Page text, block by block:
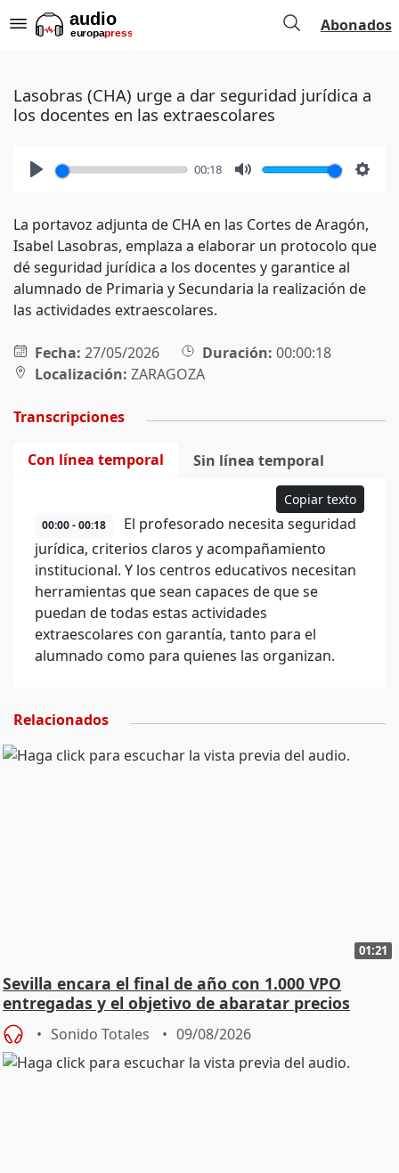
Abonados
Lasobras (CHA) urge a dar seguridad jurídica a
los docentes en las extraescolares
00:18
La portavoz adjunta de CHA en las Cortes de Aragón,
Isabel Lasobras, emplaza a elaborar un protocolo que
dé seguridad jurídica a los docentes y garantice al
alumnado de Primaria y Secundaria la realización de
las actividades extraescolares.
Fecha: 27/05/2026 Duración: 00:00:18
Localización: ZARAGOZA
Transcripciones
Con línea temporal Sin línea temporal
Copiar texto
00:00 - 00:18
El profesorado necesita seguridad
jurídica, criterios claros y acompañamiento
institucional. Y los centros educativos necesitan
herramientas que sean capaces de que se
puedan de todas estas actividades
extraescolares con garantía, tanto para el
alumnado como para quienes las organizan.
Relacionados
01:21
Sevilla encara el final de año con 1.000 VPO
entregadas y el objetivo de abaratar precios
Sonido Totales 09/08/2026